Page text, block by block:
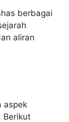
berbagai
aliran
aspek
Berikut